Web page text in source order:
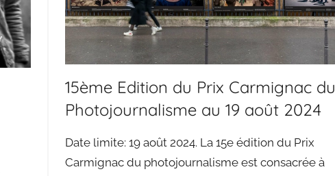
15ème Edition du Prix Carmignac du
Photojournalisme au 19 août 2024
Date limite: 19 août 2024. La 15e édition du Prix
Carmignac du photojournalisme est consacrée à